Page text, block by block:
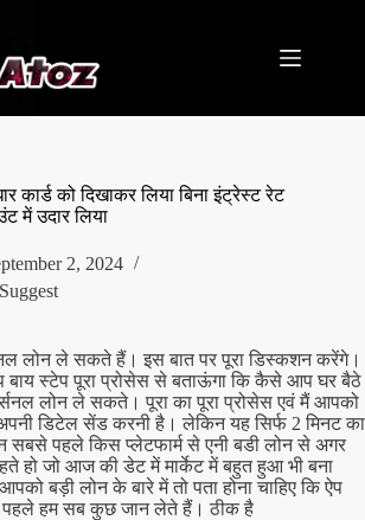
कार्ड को दिखाकर लिया बिना इंट्रेस्ट रेट
में उदार लिया
2, 2024
लोन ले सकते हैं। इस बात पर पूरा डिस्कशन करेंगे।
बाय स्टेप पूरा प्रोसेस से बताऊंगा कि कैसे आप घर बैठे
लोन ले सकते। पूरा का पूरा प्रोसेस एवं मैं आपको
डिटेल सेंड करनी है। लेकिन यह सिर्फ 2 मिनट का
पहले किस प्लेटफार्म से एनी बडी लोन से अगर
हो जो आज की डेट में मार्केट में बहुत हुआ भी बना
बड़ी लोन के बारे में तो पता होना चाहिए कि ऐप
पहले हम सब कुछ जान लेते हैं। ठीक है